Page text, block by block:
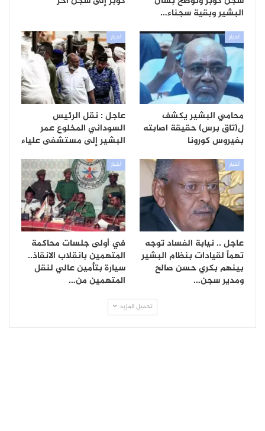
البشير وبقية سجناء…
أخبار
محامي البشير يكشف
ل(تاق برس) حقيقة اصابته
بفيروس كورونا
أخبار
عاجل : نقل الرئيس
السوداني المخلوع عمر
البشير إلى مستشفى علياء
أخبار
عاجل .. نيابة الفساد توجه
تهماً لقيادات بنظام البشير
بينهم بكري حسن صالح
ومدير سجن…
أخبار
في أولى جلسات محاكمة
المتهمين بانقلاب الانقاذ..
سيارة بتأمين عالي لنقل
المتهمين من…
تحميل المزيد